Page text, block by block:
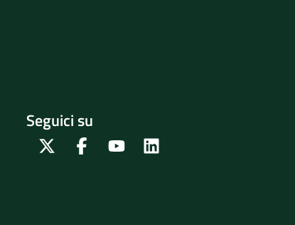
Seguici su
Twitter FacebookYoutube